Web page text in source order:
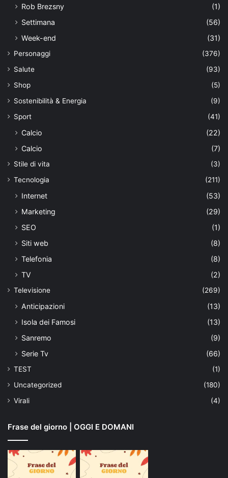
Rob Brezsny
(1)
Settimana
(56)
Week-end
(31)
Personaggi
(376)
Salute
(93)
Shop
(5)
Sostenibilità & Energia
(9)
Sport
(41)
Calcio
(22)
Calcio
(7)
Stile di vita
(3)
Tecnologia
(211)
Internet
(53)
Marketing
(29)
SEO
(1)
Siti web
(8)
Telefonia
(8)
TV
(2)
Televisione (269)
Anticipazioni
(13)
Isola dei Famosi
(13)
Sanremo
(9)
Serie Tv
(66)
TEST
(1)
Uncategorized
(180)
Virali
(4)
Frase del giorno | OGGI E DOMANI